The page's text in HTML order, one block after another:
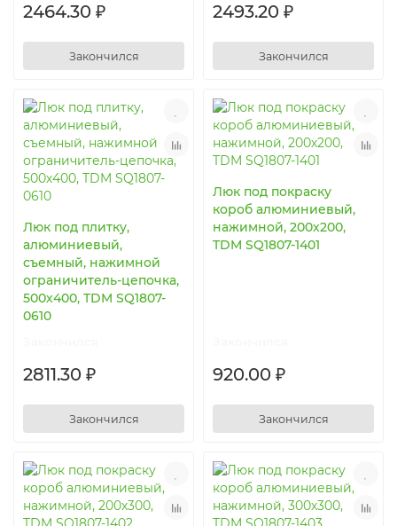
2464.30 ₽
Закончился
2493.20 ₽
Закончился
Люк под плитку,
алюминиевый,
съемный, нажимной
ограничитель-цепочка,
500х400, TDM SQ1807-
0610
2811.30 ₽
Закончился
Люк под покраску
короб алюминиевый,
нажимной, 200х200,
TDM SQ1807-1401
920.00 ₽
Закончился